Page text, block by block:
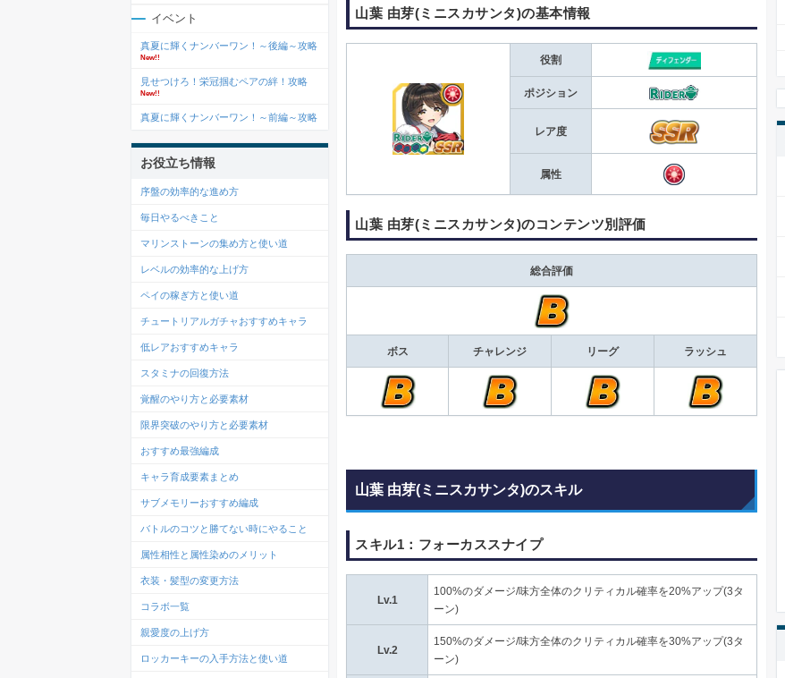
山葉 由芽(ミニスカサンタ)の基本情報
役割
ポジション
レア度
属性
山葉 由芽(ミニスカサンタ)のコンテンツ別評価
総合評価
ボス チャレンジ リーグ ラッシュ
山葉 由芽(ミニスカサンタ)のスキル
スキル1：フォーカススナイプ
Lv.1
100%のダメージ/味方全体のクリティカル確率を20%アップ(3タ
ーン)
Lv.2
150%のダメージ/味方全体のクリティカル確率を30%アップ(3タ
ーン)
イベント
真夏に輝くナンバーワン！～後編～攻略
New!!
見せつけろ！栄冠掴むペアの絆！攻略
New!!
真夏に輝くナンバーワン！～前編～攻略
お役立ち情報
序盤の効率的な進め方
毎日やるべきこと
マリンストーンの集め方と使い道
レベルの効率的な上げ方
ペイの稼ぎ方と使い道
チュートリアルガチャおすすめキャラ
低レアおすすめキャラ
スタミナの回復方法
覚醒のやり方と必要素材
限界突破のやり方と必要素材
おすすめ最強編成
キャラ育成要素まとめ
サブメモリーおすすめ編成
バトルのコツと勝てない時にやること
属性相性と属性染めのメリット
衣装・髪型の変更方法
コラボ一覧
親愛度の上げ方
ロッカーキーの入手方法と使い道